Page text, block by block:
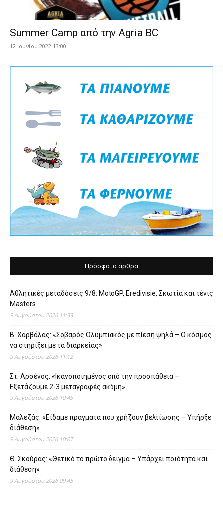
Summer Camp από την Agria BC
12 Ιουνίου 2022 13:00
Πρόσφατα άρθρα
Αθλητικές μεταδόσεις 9/8: MotoGP, Eredivisie, Σκωτία και τένις
Masters
9 Αυγούστου 2026 11:33
Β. Χαρβάλας: «Σοβαρός Ολυμπιακός με πίεση ψηλά – Ο κόσμος
να στηρίξει με τα διαρκείας»
9 Αυγούστου 2026 11:12
Στ. Αρσένος: «Ικανοποιημένος από την προσπάθεια –
Εξετάζουμε 2-3 μεταγραφές ακόμη»
9 Αυγούστου 2026 10:45
Μαλεζάς: «Είδαμε πράγματα που χρήζουν βελτίωσης – Υπήρξε
διάθεση»
9 Αυγούστου 2026 10:07
Θ. Σκούρας: «Θετικό το πρώτο δείγμα – Υπάρχει ποιότητα και
διάθεση»
9 Αυγούστου 2026 09:45